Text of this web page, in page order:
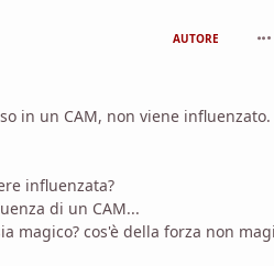
AUTORE
in un CAM, non viene influenzato.
influenzata?
di un CAM...
magico? cos'è della forza non